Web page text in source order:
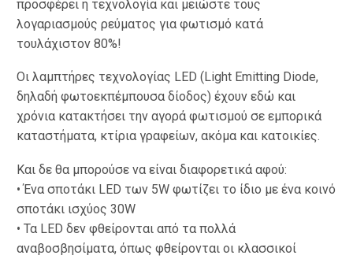
προσφέρει η τεχνολογία και μειώστε τους
λογαριασμούς ρεύματος για φωτισμό κατά
τουλάχιστον 80%!
Οι λαμπτήρες τεχνολογίας LED (Light Emitting Diode,
δηλαδή φωτοεκπέμπουσα δίοδος) έχουν εδώ και
χρόνια κατακτήσει την αγορά φωτισμού σε εμπορικά
καταστήματα, κτίρια γραφείων, ακόμα και κατοικίες.
Και δε θα μπορούσε να είναι διαφορετικά αφού:
• Ένα σποτάκι LED των 5W φωτίζει το ίδιο με ένα κοινό
σποτάκι ισχύος 30W
• Τα LED δεν φθείρονται από τα πολλά
αναβοσβησίματα, όπως φθείρονται οι κλασσικοί